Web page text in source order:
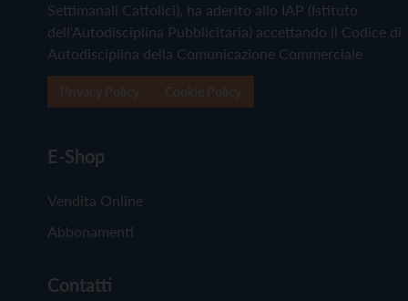
Settimanali Cattolici), ha aderito allo IAP (Istituto
dell'Autodisciplina Pubblicitaria) accettando il Codice di
Autodisciplina della Comunicazione Commerciale
E-Shop
Vendita Online
Abbonamenti
Contatti